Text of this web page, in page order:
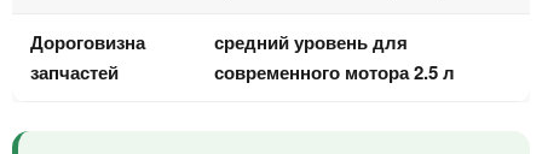
Дороговизна
запчастей
средний уровень для
современного мотора 2.5 л